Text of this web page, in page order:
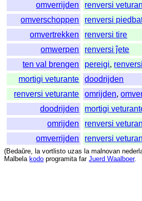
omverrijden
renversi
omverschoppen
renversi
omvertrekken
renversi tire
omwerpen
renversi ĵete
ten val brengen
pereigi, renversi
mortigi veturante
doodrijden
renversi veturante
omrijden,
doodrijden
mortigi
omrijden
renversi
omverrijden
renversi
(Bedaŭre, la vortlisto uzas la malnovan
Malbela kodo programita far Juerd Waalboer.